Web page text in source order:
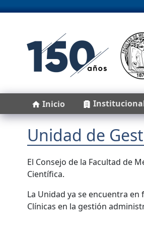
Main navigation
Inicio
Unidad de
El Consejo de la Facultad de
Científica.
La Unidad ya se encuentra
Clínicas en la gestión